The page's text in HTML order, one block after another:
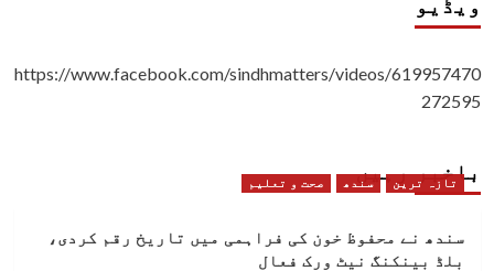
ویڈیو
https://www.facebook.com/sindhmatters/videos/619957470
272595
باخبر رہیں
تازہ ترین سندھ صحت و تعلیم
سندھ نے محفوظ خون کی فراہمی میں تاریخ رقم کردی،
بلڈ بینکنگ نیٹ ورک فعال